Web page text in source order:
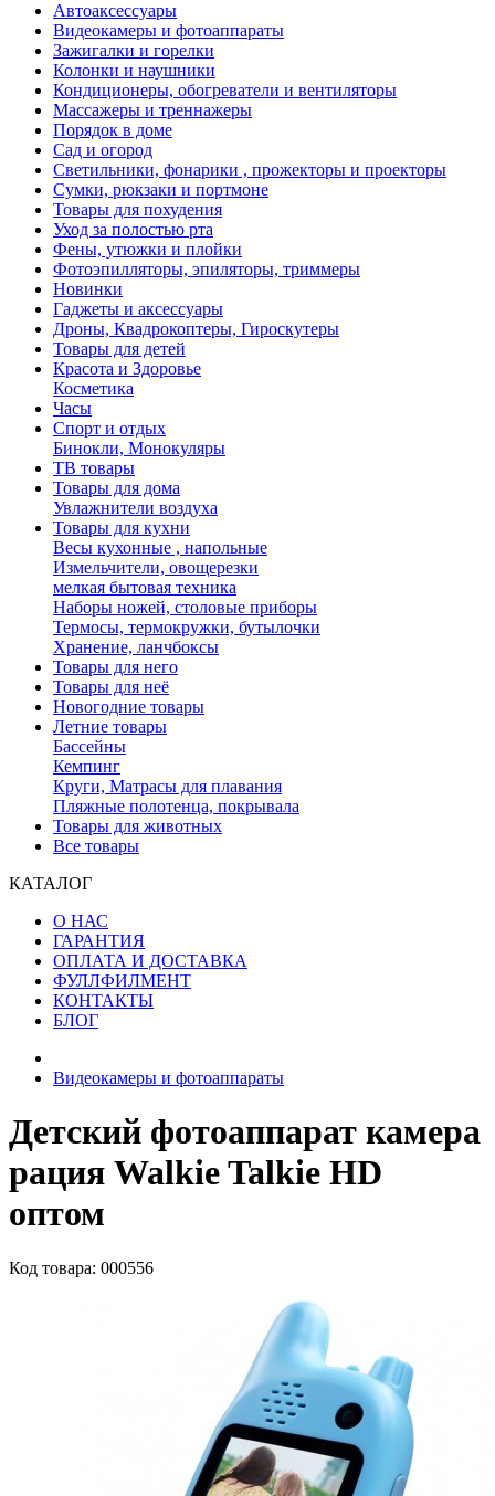
Автоаксессуары
Видеокамеры и фотоаппараты
Зажигалки и горелки
Колонки и наушники
Кондиционеры, обогреватели и вентиляторы
Массажеры и треннажеры
Порядок в доме
Сад и огород
Светильники, фонарики , прожекторы и проекторы
Сумки, рюкзаки и портмоне
Товары для похудения
Уход за полостью рта
Фены, утюжки и плойки
Фотоэпилляторы, эпиляторы, триммеры
Новинки
Гаджеты и аксессуары
Дроны, Квадрокоптеры, Гироскутеры
Товары для детей
Красота и Здоровье
Косметика
Часы
Спорт и отдых
Бинокли, Монокуляры
ТВ товары
Товары для дома
Увлажнители воздуха
Товары для кухни
Весы кухонные , напольные
Измельчители, овощерезки
мелкая бытовая техника
Наборы ножей, столовые приборы
Термосы, термокружки, бутылочки
Хранение, ланчбоксы
Товары для него
Товары для неё
Новогодние товары
Летние товары
Бассейны
Кемпинг
Круги, Матрасы для плавания
Пляжные полотенца, покрывала
Товары для животных
Все товары
КАТАЛОГ
О НАС
ГАРАНТИЯ
ОПЛАТА И ДОСТАВКА
ФУЛЛФИЛМЕНТ
КОНТАКТЫ
БЛОГ
Видеокамеры и фотоаппараты
Детский фотоаппарат камера
рация Walkie Talkie HD
оптом
Код товара: 000556